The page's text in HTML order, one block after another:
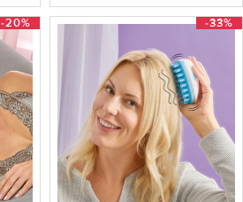
-20% -33%